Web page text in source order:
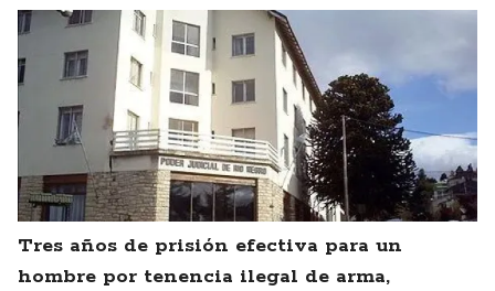
Tres años de prisión efectiva para un
hombre por tenencia ilegal de arma,